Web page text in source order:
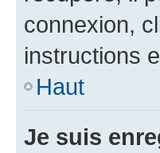
connexion,
instructions
Haut
Je suis